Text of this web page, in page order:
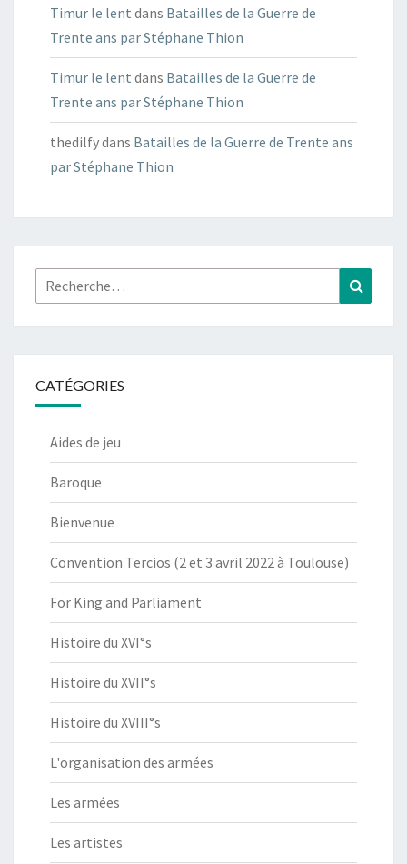
Timur le lent dans Batailles de la Guerre de
Trente ans par Stéphane Thion
Timur le lent dans Batailles de la Guerre de
Trente ans par Stéphane Thion
thedilfydans Batailles de la Guerre de Trente ans
par Stéphane Thion
Rechercher :
CATÉGORIES
Aides de jeu
Baroque
Bienvenue
Convention Tercios (2 et 3 avril 2022 à Toulouse)
For King and Parliament
Histoire du XVI°s
Histoire du XVII°s
Histoire du XVIII°s
L'organisation des armées
Les armées
Les artistes